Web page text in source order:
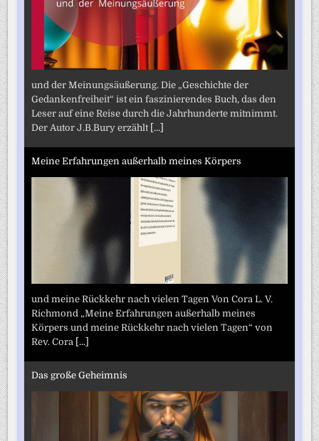
und der Meinungsäußerung. Die „Geschichte der
Gedankenfreiheit“ ist ein faszinierendes Buch, das den
Leser auf eine Reise durch die Jahrhunderte mitnimmt.
Der Autor J.B.Bury erzählt [...]
Meine Erfahrungen außerhalb meines Körpers
und meine Rückkehr nach vielen Tagen Von Cora L. V.
Richmond „Meine Erfahrungen außerhalb meines
Körpers und meine Rückkehr nach vielen Tagen“ von
Rev. Cora [...]
Das große Geheimnis